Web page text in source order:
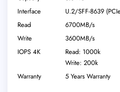
Interface
U.2/​SFF-8639
Read
6700MB/s
Write
3600MB/s
IOPS 4K
Read: 1000k
Write: 200k
Warranty
5 Years Warranty